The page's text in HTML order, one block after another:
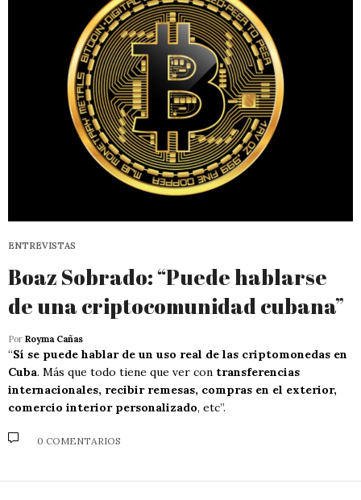
ENTREVISTAS
Boaz Sobrado: “Puede hablarse
de una criptocomunidad cubana”
Por Royma Cañas
“Sí se puede hablar de un uso real de las criptomonedas en
Cuba. Más que todo tiene que ver con transferencias
internacionales, recibir remesas, compras en el exterior,
comercio interior personalizado, etc”.
0 COMENTARIOS